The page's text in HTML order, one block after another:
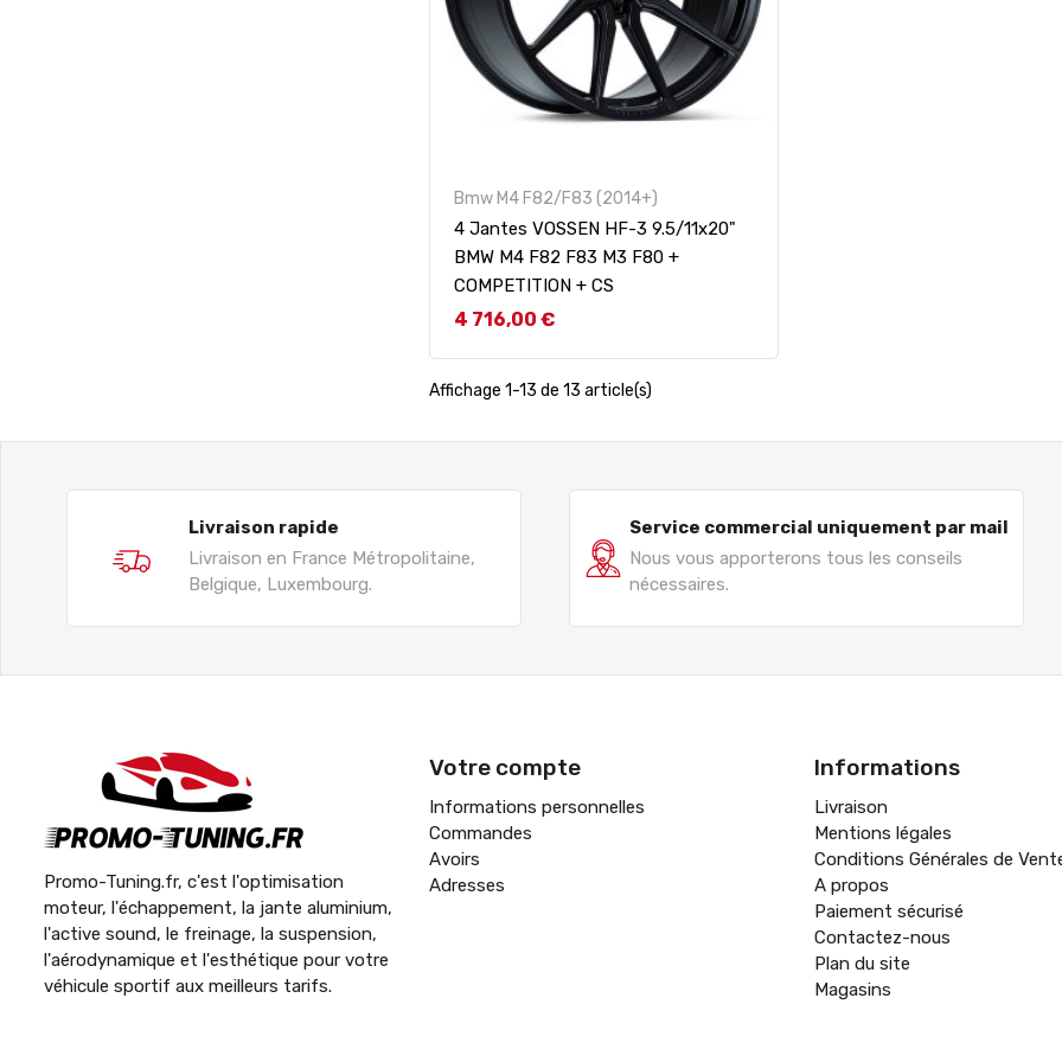
Bmw M4 F82/F83 (2014+)
4 Jantes VOSSEN HF-3 9.5/11x20"
BMW M4 F82 F83 M3 F80 +
COMPETITION + CS
Prix
4 716,00 €
Affichage 1-13 de 13 article(s)
Livraison rapide
Livraison en France Métropolitaine,
Belgique, Luxembourg.
Service commercial uniquement par mail
Nous vous apporterons tous les conseils
nécessaires.
Promo-Tuning.fr, c'est l'optimisation
moteur, l'échappement, la jante aluminium,
l'active sound, le freinage, la suspension,
l'aérodynamique et l'esthétique pour votre
véhicule sportif aux meilleurs tarifs.
Votre compte
Informations personnelles
Commandes
Avoirs
Adresses
Informations
Livraison
Mentions légales
Conditions Générales de
A propos
Paiement sécurisé
Contactez-nous
Plan du site
Magasins